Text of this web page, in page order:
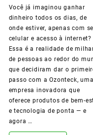
Lucre
35%
em
Cada
Sem
Precisar
Comprar
Você já imaginou ganhar
dinheiro todos os dias, de
onde estiver, apenas com
celular e acesso à internet?
Essa é a realidade de
de pessoas ao redor do
que decidiram dar o
passo com a Ozonteck, uma
empresa inovadora que
oferece produtos de bem-
e tecnologia de ponta — e
agora …